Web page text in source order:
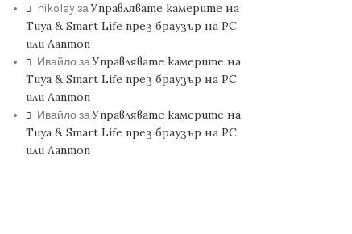
nikolayзаУправлявате камерите на
Tuya & Smart Life през браузър на PC
или Лаптоп
Ивайло заУправлявате камерите на
Tuya & Smart Life през браузър на PC
или Лаптоп
Ивайло заУправлявате камерите на
Tuya & Smart Life през браузър на PC
или Лаптоп